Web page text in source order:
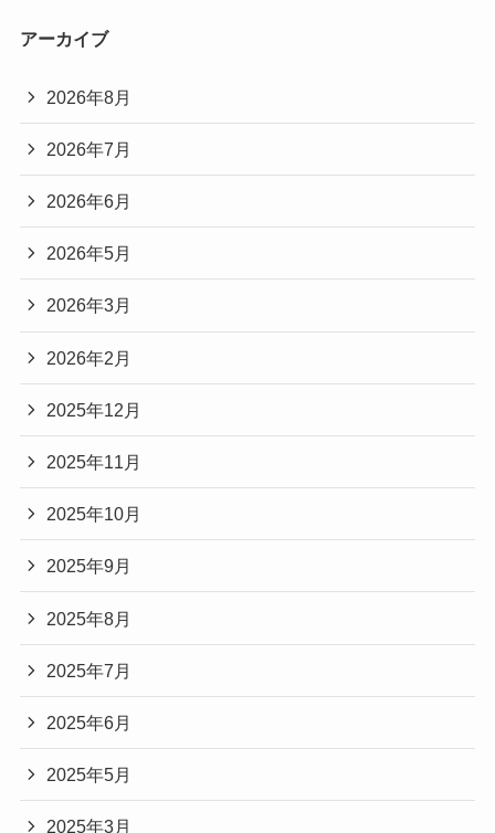
アーカイブ
2026年8月
2026年7月
2026年6月
2026年5月
2026年3月
2026年2月
2025年12月
2025年11月
2025年10月
2025年9月
2025年8月
2025年7月
2025年6月
2025年5月
2025年3月